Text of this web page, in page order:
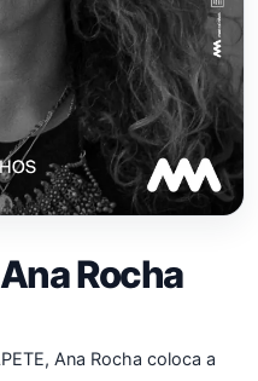
Rocha
Ana Rocha coloca a